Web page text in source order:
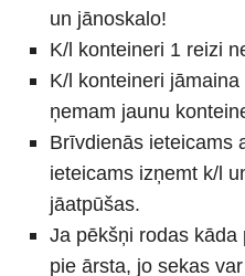
un jānoskalo!
K/l konteineri 1 reizi
K/l konteineri
ņemam jaunu
Brīvdienās ieteicams
ieteicams izņemt k/l
jāatpūšas.
Ja pēkšņi rodas
pie ārsta, jo sekas